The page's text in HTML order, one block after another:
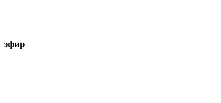
эфир